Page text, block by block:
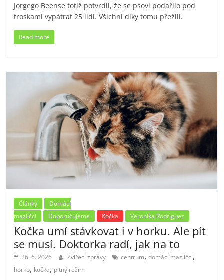
Jorgego Beense totiž potvrdil, že se psovi podařilo pod
troskami vypátrat 25 lidí. Všichni díky tomu přežili.
Read more
Články
Domácí
mazlíčci
Doporučujeme Kočka Veronika Rodriguez
Kočka umí stávkovat i v horku. Ale pít
se musí. Doktorka radí, jak na to
26. 6. 2026 Zvířecí zprávy centrum,domácí mazlíčci,
horko, kočka, pitný režim